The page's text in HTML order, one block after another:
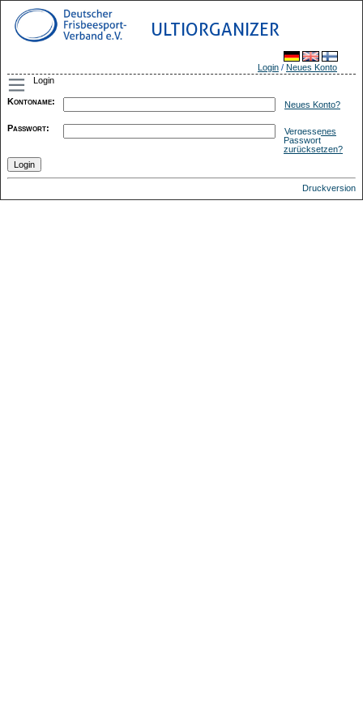
ULTIORGANIZER
Login / Neues Konto
Login
Kontoname: Neues Konto?
Passwort:
Vergessenes
Passwort
zurücksetzen?
Druckversion